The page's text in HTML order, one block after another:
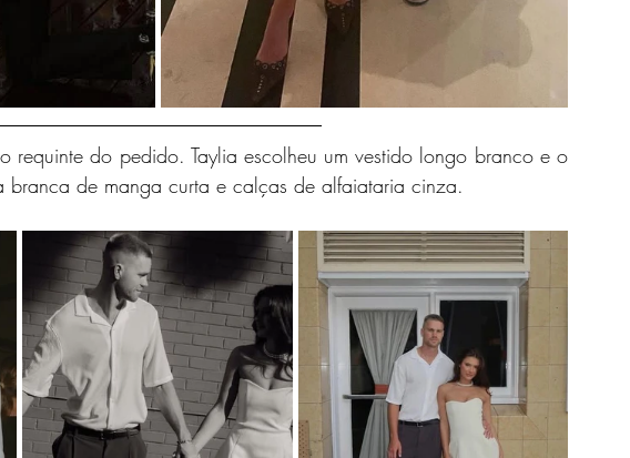
requinte do pedido. Taylia escolheu um vestido longo branco e o
branca de manga curta e calças de alfaiataria cinza.